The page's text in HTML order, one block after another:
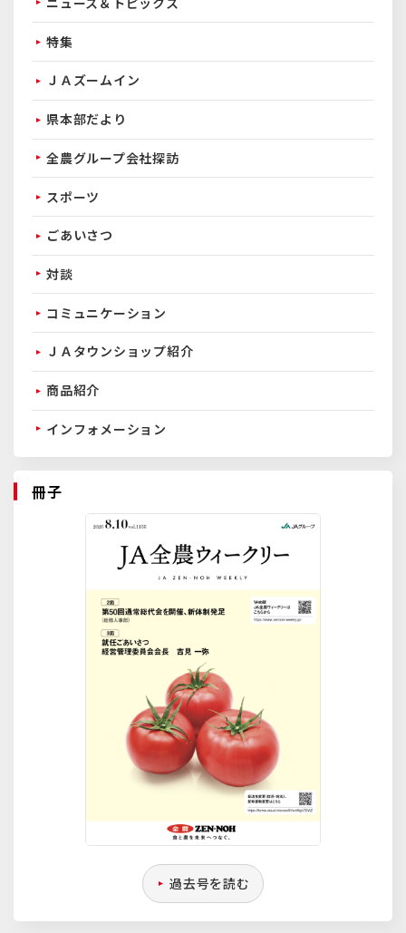
特集
ＪＡズームイン
県本部だより
全農グループ会社探訪
スポーツ
ごあいさつ
対談
コミュニケーション
ＪＡタウンショップ紹介
商品紹介
インフォメーション
冊子
過去号を読む